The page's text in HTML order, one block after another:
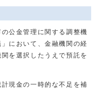
公金管理に関する調整機
において、金融機関の経
を選択したうえで預託を
現金の一時的な不足を補